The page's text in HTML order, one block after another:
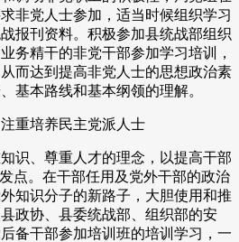
非党人士参加，适当时候组织学习
报刊资料。积极参加县统战部组织
务精干的非党干部参加学习培训，
而达到提高非党人士的思想政治素
基本路线和基本纲领的理解。
重培养民主党派人士
识、尊重人才的理念，以提高干部
点。在干部任用及党外干部的政治
知识分子的新路子，大胆使用和推
政协、县委统战部、组织部的安
备干部参加培训班的培训学习，一